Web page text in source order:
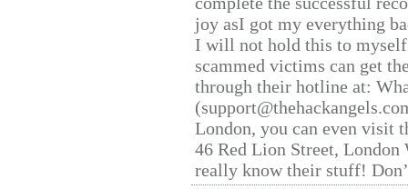
joy asI got my everything
I will not hold this to
scammed victims can get
through their hotline at:
London, you can even visit
46 Red Lion Street, London
really know their stuff!